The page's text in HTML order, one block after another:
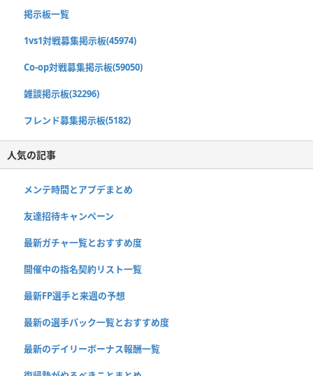
掲示板一覧
1vs1対戦募集掲示板(45974)
Co-op対戦募集掲示板(59050)
雑談掲示板(32296)
フレンド募集掲示板(5182)
人気の記事
メンテ時間とアプデまとめ
友達招待キャンペーン
最新ガチャ一覧とおすすめ度
開催中の指名契約リスト一覧
最新FP選手と来週の予想
最新の選手パック一覧とおすすめ度
最新のデイリーボーナス報酬一覧